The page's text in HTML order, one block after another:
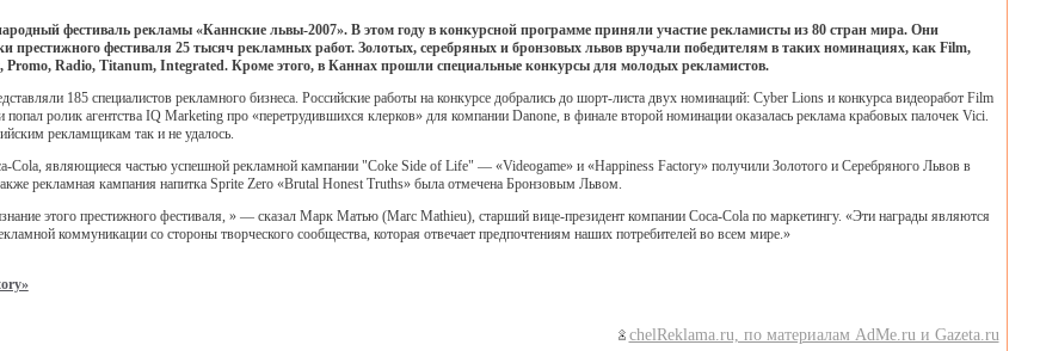
фестиваль рекламы «Каннские львы-2007». В этом году в конкурсной программе приняли участие рекламисты из 80 стран мира. Они
престижного фестиваля 25 тысяч рекламных работ. Золотых, cеребряных и бронзовых львов вручали победителям в таких номинациях, как Film,
Promo, Radio, Titanum, Integrated. Кроме этого, в Каннах прошли специальные конкурсы для молодых рекламистов.
185 специалистов рекламного бизнеса. Российские работы на конкурсе добрались до шорт-листа двух номинаций: Cyber Lions и конкурса видеоработ Film
ролик агентства IQ Marketing про «перетрудившихся клерков» для компании Danone, в финале второй номинации оказалась реклама крабовых палочек Vici.
рекламщикам так и не удалось.
Cola, являющиеся частью успешной рекламной кампании "Coke Side of Life" — «Videogame» и «Happiness Factory» получили Золотого и Серебряного Львов в
рекламная кампания напитка Sprite Zero «Brutal Honest Truths» была отмечена Бронзовым Львом.
этого престижного фестиваля, » — сказал Марк Матью (Marc Mathieu), старший вице-президент компании Coca-Cola по маркетингу. «Эти награды являются
коммуникации со стороны творческого сообщества, которая отвечает предпочтениям наших потребителей во всем мире.»
chelReklama.ru, по материалам AdMe.ru и Gazeta.ru